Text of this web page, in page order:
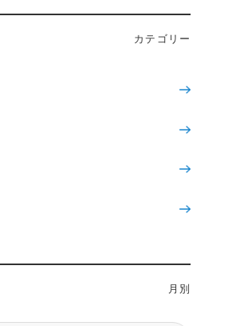
カテゴリー
月別